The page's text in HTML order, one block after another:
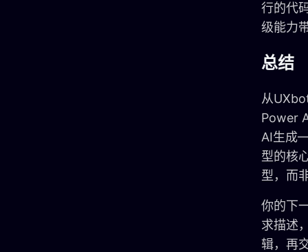
行的代
级能力
总结
从
Power
AI生成
型的核
型，而
你的下
求描述
辑，再